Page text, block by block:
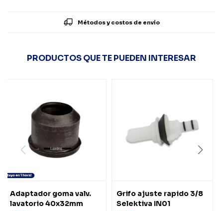
Métodos y costos de envío
PRODUCTOS QUE TE PUEDEN INTERESAR
Adaptador goma valv.
lavatorio 40x32mm
Grifo ajuste rapido 3/8
Selektiva IN01